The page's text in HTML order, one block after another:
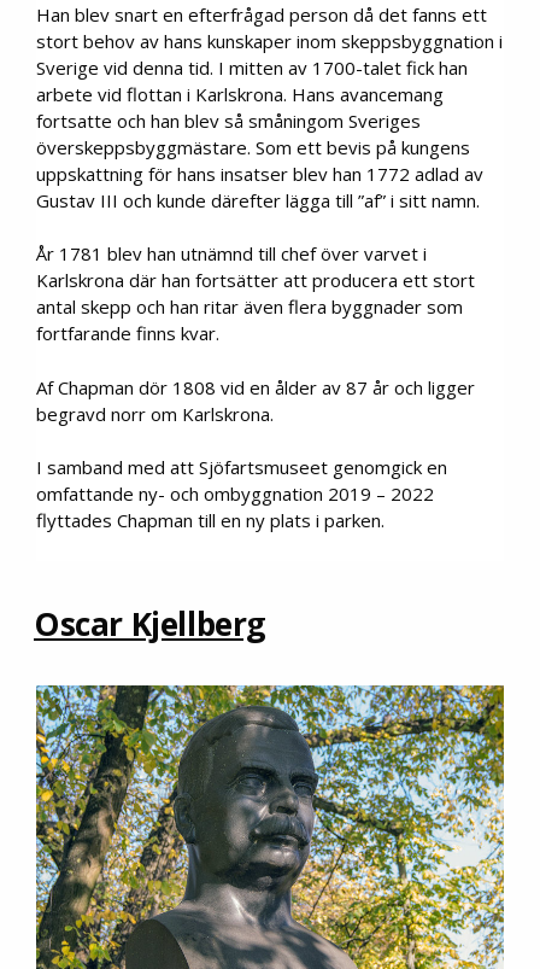
Han blev snart en efterfrågad person då det fanns ett
stort behov av hans kunskaper inom skeppsbyggnation i
Sverige vid denna tid. I mitten av 1700-talet fick han
arbete vid flottan i Karlskrona. Hans avancemang
fortsatte och han blev så småningom Sveriges
överskeppsbyggmästare. Som ett bevis på kungens
uppskattning för hans insatser blev han 1772 adlad av
Gustav III och kunde därefter lägga till ”af” i sitt namn.
År 1781 blev han utnämnd till chef över varvet i
Karlskrona där han fortsätter att producera ett stort
antal skepp och han ritar även flera byggnader som
fortfarande finns kvar.
Af Chapman dör 1808 vid en ålder av 87 år och ligger
begravd norr om Karlskrona.
I samband med att Sjöfartsmuseet genomgick en
omfattande ny- och ombyggnation 2019 – 2022
flyttades Chapman till en ny plats i parken.
Oscar Kjellberg